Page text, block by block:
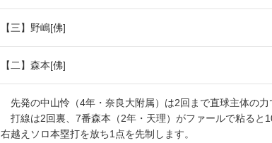
【三】野嶋[佛]
【二】森本[佛]
先発の中山怜（4年・奈良大附属）は2回まで直球主体の力
打線は2回裏、7番森本（2年・天理）がファールで粘ると
右越えソロ本塁打を放ち1点を先制します。